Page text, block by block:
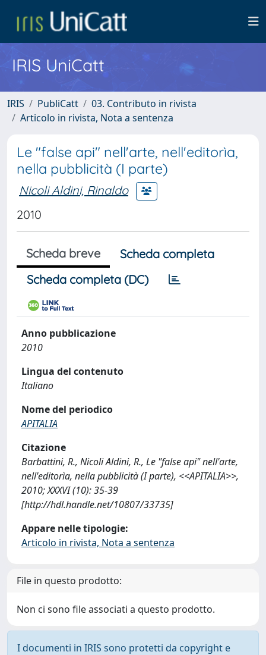
IRIS UniCatt
IRIS PubliCatt
03. Contributo in rivista
Articolo in rivista, Nota a sentenza
Le "false api" nell'arte, nell'editorìa,
nella pubblicità (I parte)
Nicoli Aldini, Rinaldo
2010
Scheda breve
Scheda completa
Scheda completa (DC)
Anno pubblicazione
2010
Lingua del contenuto
Italiano
Nome del periodico
APITALIA
Citazione
Barbattini, R., Nicoli Aldini, R., Le "false api" nell'arte,
nell'editorìa, nella pubblicità (I parte), <<APITALIA>>,
2010; XXXVI (10): 35-39
[http://hdl.handle.net/10807/33735]
Appare nelle tipologie:
Articolo in rivista, Nota a sentenza
File in questo prodotto:
Non ci sono file associati a questo prodotto.
I documenti in IRIS sono protetti da copyright e